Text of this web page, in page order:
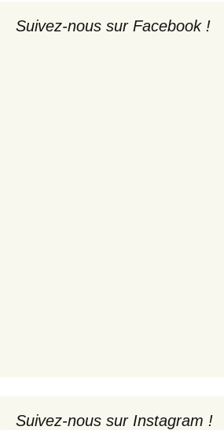
Suivez-nous sur Facebook !
Suivez-nous sur Instagram !